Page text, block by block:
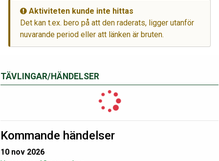
TÄVLINGAR/HÄNDELSER
Kommande händelser
10 nov 2026
Aktiviteten kunde inte hittas
Det kan t.ex. bero på att den raderats, ligger utanför
nuvarande period eller att länken är bruten.